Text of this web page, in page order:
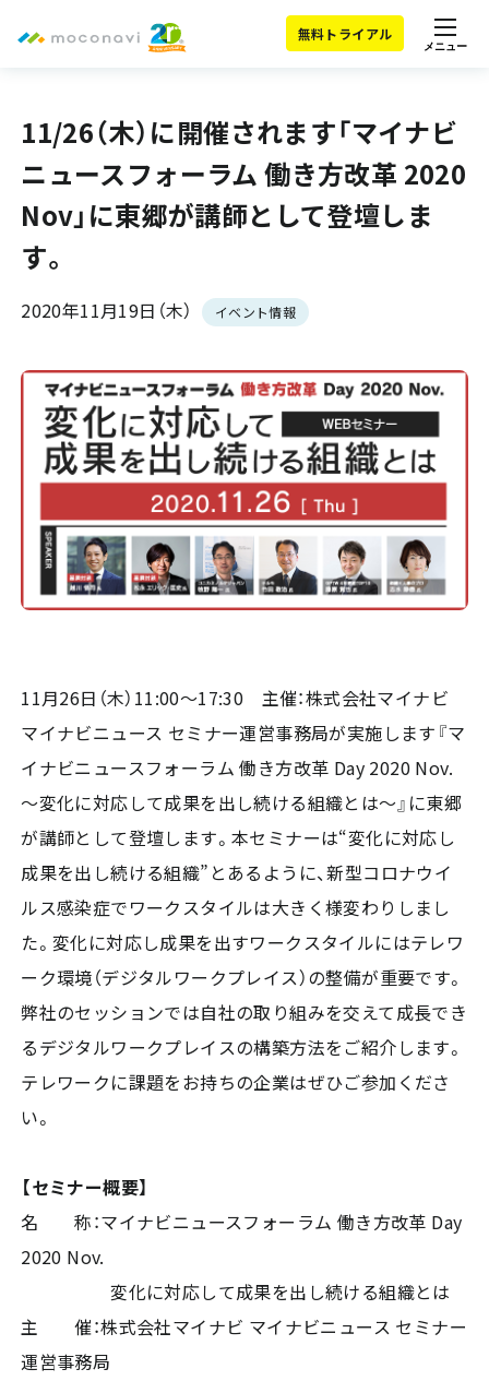
無料トライアル
メニュー
11/26（木）に開催されます「マイナビ
ニュースフォーラム 働き方改革 2020
Nov」に東郷が講師として登壇しま
す。
2020年11月19日（木） イベント情報
11月26日（木）11:00～17:30 主催：株式会社マイナビ
マイナビニュース セミナー運営事務局が実施します『マ
イナビニュースフォーラム 働き方改革 Day 2020 Nov.
～変化に対応して成果を出し続ける組織とは～』に東郷
が講師として登壇します。本セミナーは“変化に対応し
成果を出し続ける組織”とあるように、新型コロナウイ
ルス感染症でワークスタイルは大きく様変わりしまし
た。変化に対応し成果を出すワークスタイルにはテレワ
ーク環境（デジタルワークプレイス）の整備が重要です。
弊社のセッションでは自社の取り組みを交えて成長でき
るデジタルワークプレイスの構築方法をご紹介します。
テレワークに課題をお持ちの企業はぜひご参加くださ
い。
【セミナー概要】
名 称：マイナビニュースフォーラム 働き方改革 Day
2020 Nov.
変化に対応して成果を出し続ける組織とは
主 催：株式会社マイナビ マイナビニュース セミナー
運営事務局